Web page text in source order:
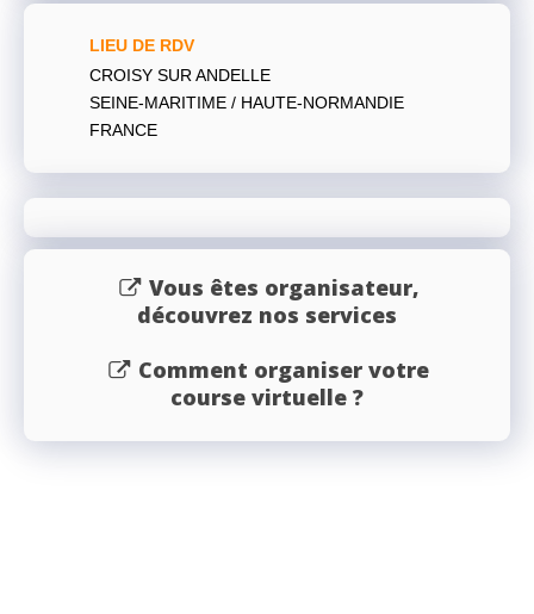
LIEU DE RDV
CROISY SUR ANDELLE
SEINE-MARITIME / HAUTE-NORMANDIE
FRANCE
Vous êtes organisateur,
découvrez nos services
Comment organiser votre
course virtuelle ?